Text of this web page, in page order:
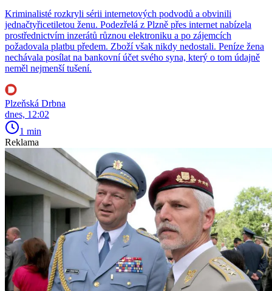
Kriminalisté rozkryli sérii internetových podvodů a obvinili
jednačtyřicetiletou ženu. Podezřelá z Plzně přes internet nabízela
prostřednictvím inzerátů různou elektroniku a po zájemcích
požadovala platbu předem. Zboží však nikdy nedostali. Peníze žena
nechávala posílat na bankovní účet svého syna, který o tom údajně
neměl nejmenší tušení.
Plzeňská Drbna
dnes, 12:02
1 min
Reklama